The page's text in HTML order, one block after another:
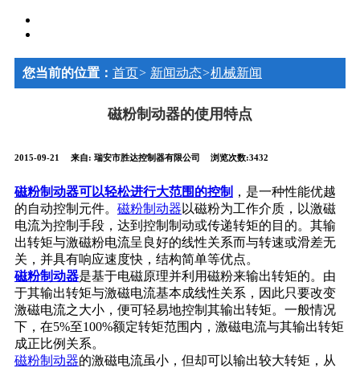
您当前的位置： 首页> 新闻动态>机械新闻
磁粉制动器的使用特点
2015-09-21 来自: 瑞安市胜达控制器有限公司 浏览次数:3432
磁粉制动器可以轻松进行大范围的控制 ，是一种性能优越
的自动控制元件。 磁粉制动器 以磁粉为工作介质，以激磁
电流为控制手段，达到控制制动或传递转矩的目的。其输
出转矩与激磁粉电流呈良好的线性关系而与转速或滑差无
关，并具有响应速度快，结构简单等优点。
磁粉制动器是基于电磁原理并利用磁粉来输出转矩的。由
于其输出转矩与激磁电流基本成线性关系，因此只要改变
激磁电流之大小，便可轻易地控制其输出转矩。一般情况
下，在5%至100%额定转矩范围内，激磁电流与其输出转矩
成正比例关系。
磁粉制动器的激磁电流虽小，但却可以输出较大转矩，从